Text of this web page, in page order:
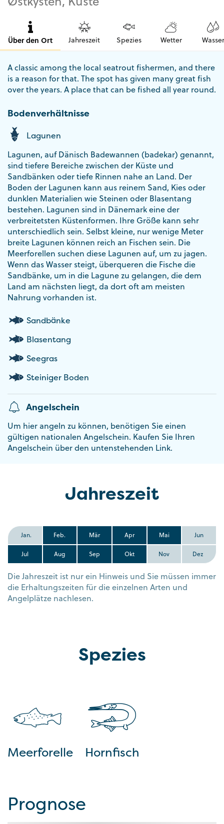
Über den Ort Jahreszeit Spezies Wetter Wasser
A classic among the local seatrout fishermen, and there
is a reason for that. The spot has given many great fish
over the years. A place that can be fished all year round.
Bodenverhältnisse
Lagunen
Lagunen, auf Dänisch Badewannen (badekar) genannt,
sind tiefere Bereiche zwischen der Küste und
Sandbänken oder tiefe Rinnen nahe an Land. Der
Boden der Lagunen kann aus reinem Sand, Kies oder
dunklen Materialien wie Steinen oder Blasentang
bestehen. Lagunen sind in Dänemark eine der
verbreitetsten Küstenformen. Ihre Größe kann sehr
unterschiedlich sein. Selbst kleine, nur wenige Meter
breite Lagunen können reich an Fischen sein. Die
Meerforellen suchen diese Lagunen auf, um zu jagen.
Wenn das Wasser steigt, überqueren die Fische die
Sandbänke, um in die Lagune zu gelangen, die dem
Land am nächsten liegt, da dort oft am meisten
Nahrung vorhanden ist.
Sandbänke
Blasentang
Seegras
Steiniger Boden
Angelschein
Um hier angeln zu können, benötigen Sie einen
gültigen nationalen Angelschein. Kaufen Sie Ihren
Angelschein über den untenstehenden Link.
Jahreszeit
Jan. Feb. Mär Apr Mai Jun
Jul Aug Sep Okt Nov Dez
Die Jahreszeit ist nur ein Hinweis und Sie müssen immer
die Erhaltungszeiten für die einzelnen Arten und
Angelplätze nachlesen.
Spezies
Meerforelle Hornfisch
Prognose